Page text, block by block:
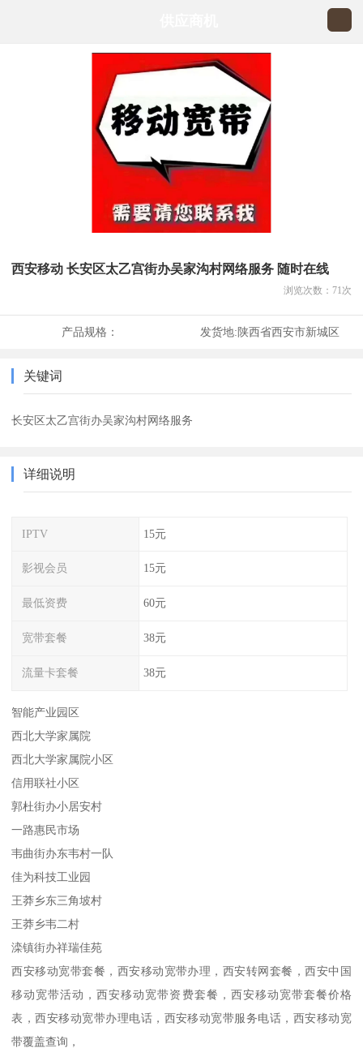
西安移动 长安区太乙宫街办吴家沟村网络服务 随时在线
浏览次数： 71 次
产品规格： 发货地:陕西省西安市新城区
关键词
长安区太乙宫街办吴家沟村网络服务
详细说明
IPTV 15元
影视会员 15元
最低资费 60元
宽带套餐 38元
流量卡套餐 38元
智能产业园区
西北大学家属院
西北大学家属院小区
信用联社小区
郭杜街办小居安村
一路惠民市场
韦曲街办东韦村一队
佳为科技工业园
王莽乡东三角坡村
王莽乡韦二村
滦镇街办祥瑞佳苑
西安移动宽带套餐，西安移动宽带办理，西安转网套餐，西安中国
移动宽带活动，西安移动宽带资费套餐，西安移动宽带套餐价格
表，西安移动宽带办理电话，西安移动宽带服务电话，西安移动宽
带覆盖查询，